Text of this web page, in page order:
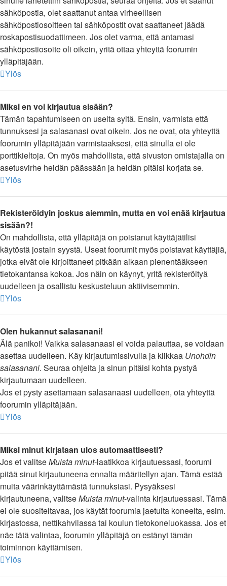
sähköpostia, olet saattanut antaa virheellisen
sähköpostiosoitteen tai sähköpostit ovat saattaneet jäädä
roskapostisuodattimeen. Jos olet varma, että antamasi
sähköpostiosoite oli oikein, yritä ottaa yhteyttä foorumin
ylläpitäjään.
Ylös
Miksi en voi kirjautua sisään?
Tämän tapahtumiseen on useita syitä. Ensin, varmista että
tunnuksesi ja salasanasi ovat oikein. Jos ne ovat, ota yhteyttä
foorumin ylläpitäjään varmistaaksesi, että sinulla ei ole
porttikieltoja. On myös mahdollista, että sivuston omistajalla on
asetusvirhe heidän päässään ja heidän pitäisi korjata se.
Ylös
Rekisteröidyin joskus aiemmin, mutta en voi enää kirjautua
sisään?!
On mahdollista, että ylläpitäjä on poistanut käyttäjätilisi
käytöstä jostain syystä. Useat foorumit myös poistavat käyttäjiä,
jotka eivät ole kirjoittaneet pitkään aikaan pienentääkseen
tietokantansa kokoa. Jos näin on käynyt, yritä rekisteröityä
uudelleen ja osallistu keskusteluun aktiivisemmin.
Ylös
Olen hukannut salasanani!
Älä panikoi! Vaikka salasanaasi ei voida palauttaa, se voidaan
asettaa uudelleen. Käy kirjautumissivulla ja klikkaa Unohdin
salasanani. Seuraa ohjeita ja sinun pitäisi kohta pystyä
kirjautumaan uudelleen.
Jos et pysty asettamaan salasanaasi uudelleen, ota yhteyttä
foorumin ylläpitäjään.
Ylös
Miksi minut kirjataan ulos automaattisesti?
Jos et valitseMuista minut-laatikkoa kirjautuessasi, foorumi
pitää sinut kirjautuneena ennalta määritellyn ajan. Tämä estää
muita väärinkäyttämästä tunnuksiasi. Pysyäksesi
kirjautuneena, valitseMuista minut-valinta kirjautuessasi. Tämä
ei ole suositeltavaa, jos käytät foorumia jaetulta koneelta, esim.
kirjastossa, nettikahvilassa tai koulun tietokoneluokassa. Jos et
näe tätä valintaa, foorumin ylläpitäjä on estänyt tämän
toiminnon käyttämisen.
Ylös